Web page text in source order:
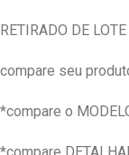
RETIRADO DE
compare seu
*compare o